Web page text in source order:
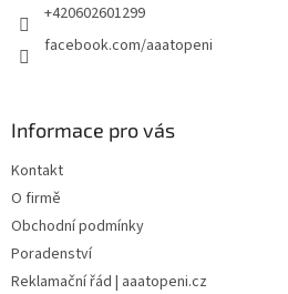
+420602601299
facebook.com/aaatopeni
Informace pro vás
Kontakt
O firmě
Obchodní podmínky
Poradenství
Reklamační řád | aaatopeni.cz